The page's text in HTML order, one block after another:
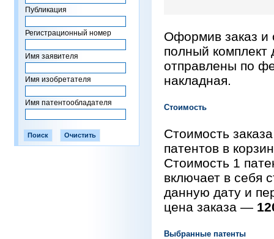
Публикация
Регистрационный номер
Имя заявителя
Имя изобретателя
Имя патентообладателя
Оформив заказ и
полный комплект
отправлены по
накладная.
Стоимость
Стоимость
патентов в
Стоимость 1
включает в себя
данную дату и
цена заказа —
Выбранные патенты